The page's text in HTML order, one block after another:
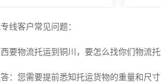
线客户常见问题：
要物流托运到铜川，要怎么找你们物流托
：您需要提前悉知托运货物的重量和尺